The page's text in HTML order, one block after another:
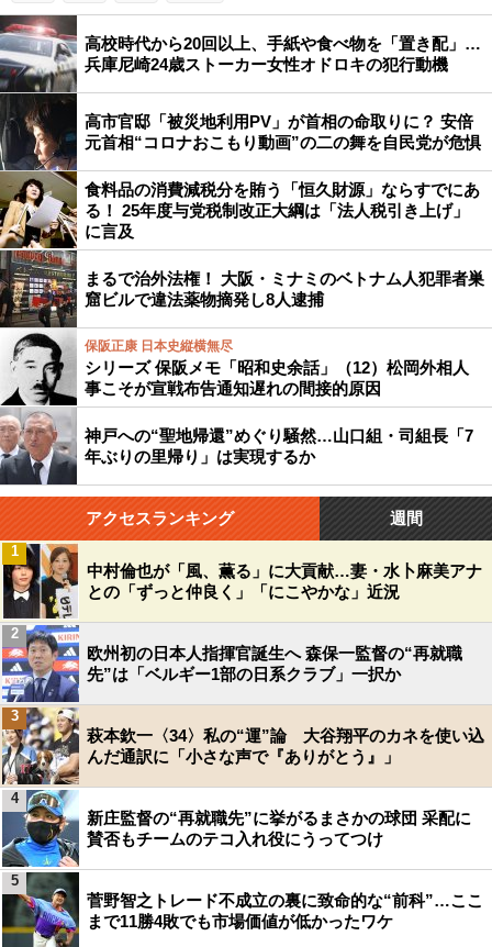
高校時代から20回以上、手紙や食べ物を「置き配」…
兵庫尼崎24歳ストーカー女性オドロキの犯行動機
高市官邸「被災地利用PV」が首相の命取りに？ 安倍
元首相“コロナおこもり動画”の二の舞を自民党が危惧
食料品の消費減税分を賄う「恒久財源」ならすでにあ
る！ 25年度与党税制改正大綱は「法人税引き上げ」
に言及
まるで治外法権！ 大阪・ミナミのベトナム人犯罪者巣
窟ビルで違法薬物摘発し8人逮捕
保阪正康 日本史縦横無尽
シリーズ 保阪メモ「昭和史余話」（12）松岡外相人
事こそが宣戦布告通知遅れの間接的原因
神戸への“聖地帰還”めぐり騒然…山口組・司組長「7
年ぶりの里帰り」は実現するか
アクセスランキング 週間
中村倫也が「風、薫る」に大貢献…妻・水卜麻美アナ
との「ずっと仲良く」「にこやかな」近況
1
欧州初の日本人指揮官誕生へ 森保一監督の“再就職
先”は「ベルギー1部の日系クラブ」一択か
2
萩本欽一〈34〉私の“運”論 大谷翔平のカネを使い込
んだ通訳に「小さな声で『ありがとう』」
3
新庄監督の“再就職先”に挙がるまさかの球団 采配に
賛否もチームのテコ入れ役にうってつけ
4
菅野智之トレード不成立の裏に致命的な“前科”…ここ
まで11勝4敗でも市場価値が低かったワケ
5